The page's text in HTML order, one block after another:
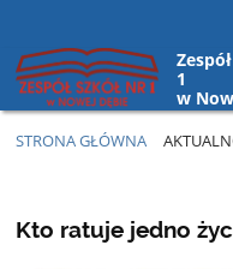
1
w
STRONA GŁÓWNA
Kto ratuje jedno